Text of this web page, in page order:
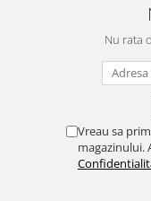
Nu rata
Vreau sa
magazinului.